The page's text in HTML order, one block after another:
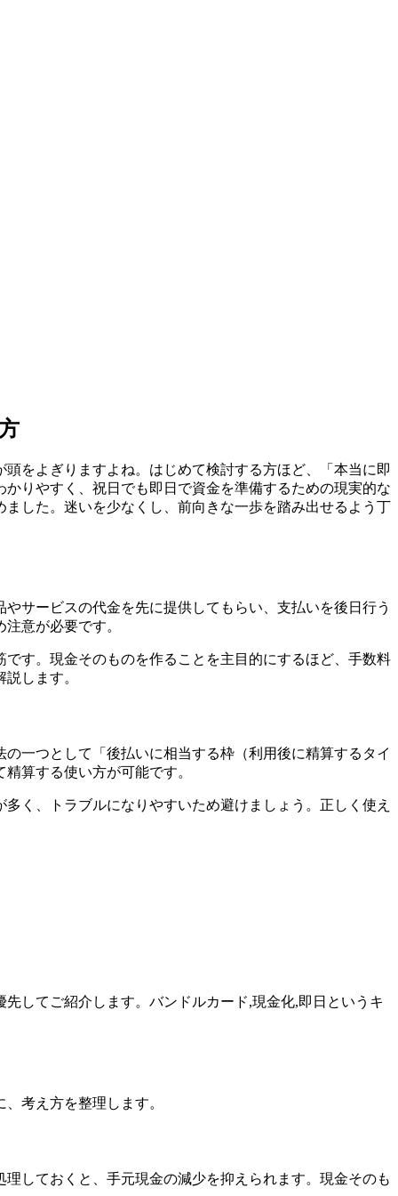
をよぎりますよね。はじめて検討する方ほど、「本当に即
りやすく、祝日でも即日で資金を準備するための現実的な
した。迷いを少なくし、前向きな一歩を踏み出せるよう丁
サービスの代金を先に提供してもらい、支払いを後日行う
意が必要です。
す。現金そのものを作ることを主目的にするほど、手数料
します。
一つとして「後払いに相当する枠（利用後に精算するタイ
算する使い方が可能です。
く、トラブルになりやすいため避けましょう。正しく使え
してご紹介します。バンドルカード,現金化,即日というキ
考え方を整理します。
しておくと、手元現金の減少を抑えられます。現金そのも